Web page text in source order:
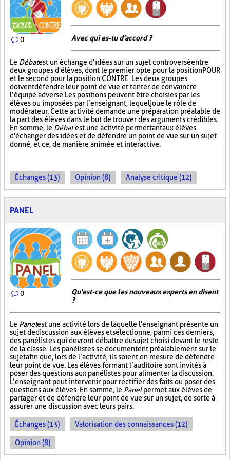
0 Avec qui es-tu d'accord ?
Le Débatest un échange d’idées sur un sujet controversé entre
deux groupes d'élèves, dont le premier opte pour la position POUR
et le second pour la position CONTRE. Les deux groupes
doivent défendre leur point de vue et tenter de convaincre
l’équipe adverse. Les positions peuvent être choisies par les
élèves ou imposées par l’enseignant, lequel joue le rôle de
modérateur. Cette activité demande une préparation préalable de
la part des élèves dans le but de trouver des arguments crédibles.
En somme, le Débatest une activité permettant aux élèves
d'échanger des idées et de défendre un point de vue sur un sujet
donné, et ce, de manière animée et interactive.
Échanges (13) Opinion (8) Analyse critique (12)
PANEL
0
Qu'est-ce que les nouveaux experts en disent
?
Le Panelest une activité lors de laquelle l'enseignant présente un
sujet de discussion aux élèves et sélectionne, parmi ces derniers,
des panélistes qui devront débattre du sujet choisi devant le reste
de la classe. Les panélistes se documentent préalablement sur le
sujet afin que, lors de l’activité, ils soient en mesure de défendre
leur point de vue. Les élèves formant l’auditoire sont invités à
poser des questions aux panélistes pour alimenter la discussion.
L’enseignant peut intervenir pour rectifier des faits ou poser des
questions aux élèves. En somme, le Panelpermet aux élèves de
partager et de défendre leur point de vue sur un sujet, de sorte à
assurer une discussion avec leurs pairs.
Échanges (13) Valorisation des connaissances (12)
Opinion (8)